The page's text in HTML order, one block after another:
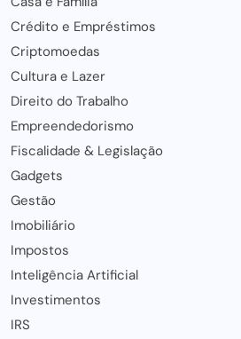
Crédito e Empréstimos
Criptomoedas
Cultura e Lazer
Direito do Trabalho
Empreendedorismo
Fiscalidade & Legislação
Gadgets
Gestão
Imobiliário
Impostos
Inteligência Artificial
Investimentos
IRS